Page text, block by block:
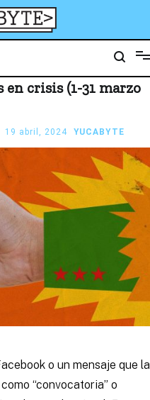
crisis (1-31 marzo
19 abril, 2024 YUCABYTE
o un mensaje que la
“convocatoria” o